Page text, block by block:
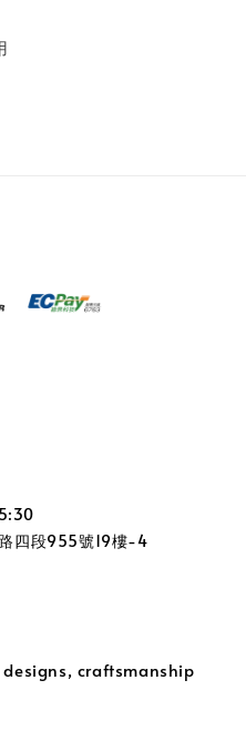
四段955號19樓-4
craftsmanship